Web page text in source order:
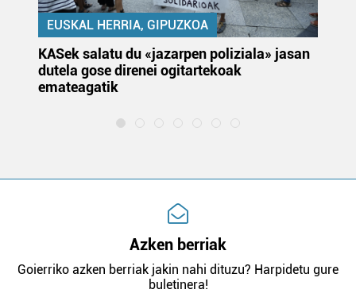
EUSKAL HERRIA, GIPUZKOA
KASek salatu du «jazarpen poliziala» jasan
dutela gose direnei ogitartekoak
emateagatik
Azken berriak
Goierriko azken berriak jakin nahi dituzu? Harpidetu gure
buletinera!